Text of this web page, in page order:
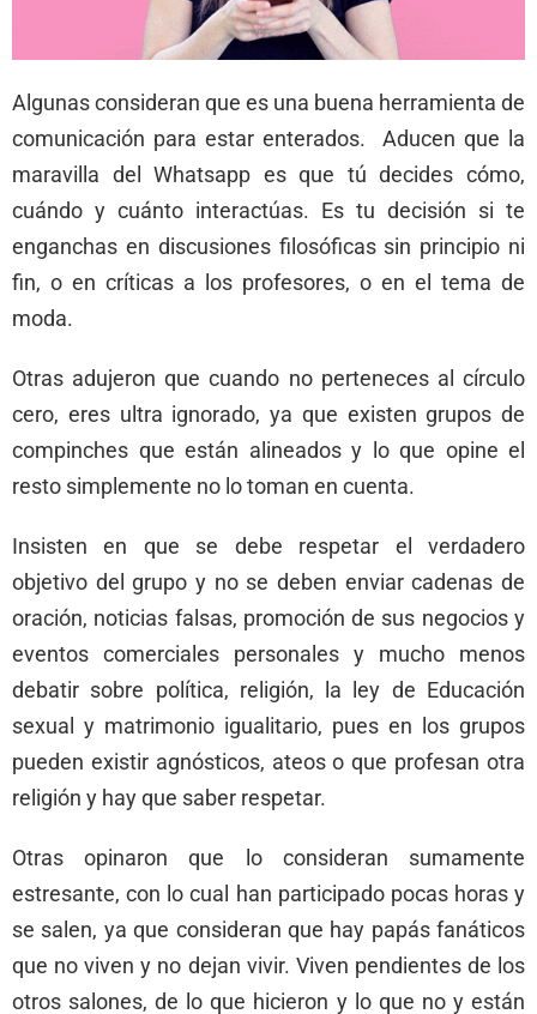
Algunas consideran que es una buena herramienta de
comunicación para estar enterados. Aducen que la
maravilla del Whatsapp es que tú decides cómo,
cuándo y cuánto interactúas. Es tu decisión si te
enganchas en discusiones filosóficas sin principio ni
fin, o en críticas a los profesores, o en el tema de
moda.
Otras adujeron que cuando no perteneces al círculo
cero, eres ultra ignorado, ya que existen grupos de
compinches que están alineados y lo que opine el
resto simplemente no lo toman en cuenta.
Insisten en que se debe respetar el verdadero
objetivo del grupo y no se deben enviar cadenas de
oración, noticias falsas, promoción de sus negocios y
eventos comerciales personales y mucho menos
debatir sobre política, religión, la ley de Educación
sexual y matrimonio igualitario, pues en los grupos
pueden existir agnósticos, ateos o que profesan otra
religión y hay que saber respetar.
Otras opinaron que lo consideran sumamente
estresante, con lo cual han participado pocas horas y
se salen, ya que consideran que hay papás fanáticos
que no viven y no dejan vivir. Viven pendientes de los
otros salones, de lo que hicieron y lo que no y están